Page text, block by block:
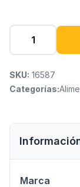
SKU: 16587
Categorías:
Marca